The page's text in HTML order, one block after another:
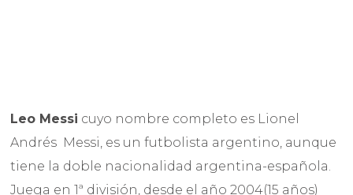
Leo Messi cuyo nombre completo es Lionel
Andrés Messi, es un futbolista argentino, aunque
tiene la doble nacionalidad argentina-española.
Juega en 1ª división, desde el año 2004(15 años)